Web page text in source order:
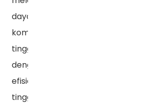
daya
komputasi
tinggi
dengan
efisiensi
tinggi.